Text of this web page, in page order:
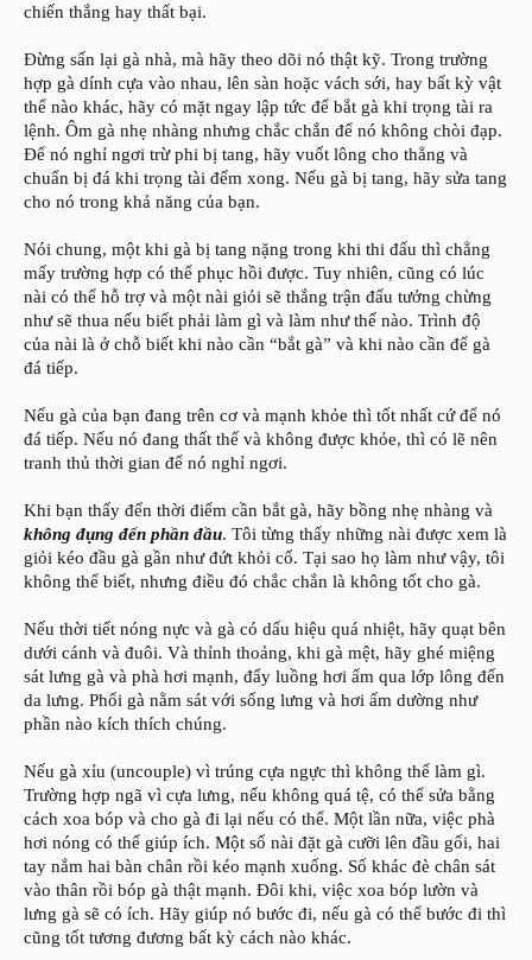
chiến thắng hay thất bại.
Đừng sấn lại gà nhà, mà hãy theo dõi nó thật kỹ. Trong trường
hợp gà dính cựa vào nhau, lên sàn hoặc vách sới, hay bất kỳ vật
thể nào khác, hãy có mặt ngay lập tức để bắt gà khi trọng tài ra
lệnh. Ôm gà nhẹ nhàng nhưng chắc chắn để nó không chòi đạp.
Để nó nghỉ ngơi trừ phi bị tang, hãy vuốt lông cho thẳng và
chuẩn bị đá khi trọng tài đếm xong. Nếu gà bị tang, hãy sửa tang
cho nó trong khả năng của bạn.
Nói chung, một khi gà bị tang nặng trong khi thi đấu thì chẳng
mấy trường hợp có thể phục hồi được. Tuy nhiên, cũng có lúc
nài có thể hỗ trợ và một nài giỏi sẽ thắng trận đấu tưởng chừng
như sẽ thua nếu biết phải làm gì và làm như thế nào. Trình độ
của nài là ở chỗ biết khi nào cần “bắt gà” và khi nào cần để gà
đá tiếp.
Nếu gà của bạn đang trên cơ và mạnh khỏe thì tốt nhất cứ để nó
đá tiếp. Nếu nó đang thất thế và không được khỏe, thì có lẽ nên
tranh thủ thời gian để nó nghỉ ngơi.
Khi bạn thấy đến thời điểm cần bắt gà, hãy bồng nhẹ nhàng và
không đụng đến phần đầu. Tôi từng thấy những nài được xem là
giỏi kéo đầu gà gần như đứt khỏi cổ. Tại sao họ làm như vậy, tôi
không thể biết, nhưng điều đó chắc chắn là không tốt cho gà.
Nếu thời tiết nóng nực và gà có dấu hiệu quá nhiệt, hãy quạt bên
dưới cánh và đuôi. Và thỉnh thoảng, khi gà mệt, hãy ghé miệng
sát lưng gà và phà hơi mạnh, đẩy luồng hơi ấm qua lớp lông đến
da lưng. Phổi gà nằm sát với sống lưng và hơi ấm dường như
phần nào kích thích chúng.
Nếu gà xỉu (uncouple) vì trúng cựa ngực thì không thể làm gì.
Trường hợp ngã vì cựa lưng, nếu không quá tệ, có thể sửa bằng
cách xoa bóp và cho gà đi lại nếu có thể. Một lần nữa, việc phà
hơi nóng có thể giúp ích. Một số nài đặt gà cưỡi lên đầu gối, hai
tay nắm hai bàn chân rồi kéo mạnh xuống. Số khác đè chân sát
vào thân rồi bóp gà thật mạnh. Đôi khi, việc xoa bóp lườn và
lưng gà sẽ có ích. Hãy giúp nó bước đi, nếu gà có thể bước đi thì
cũng tốt tương đương bất kỳ cách nào khác.